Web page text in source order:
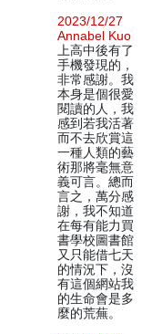
2023/12/27
Annabel Kuo
上高中後有了
手機發現的，
非常感謝。我
本身是個很愛
閱讀的人，我
感到若我活著
而不去欣賞這
一種人類的藝
術那將毫無意
義可言。總而
言之，萬分感
謝，我不知道
在每有能力買
書學校圖書館
又只能借七天
的情況下，沒
有這個網站我
的生命會是多
麼的荒蕪。